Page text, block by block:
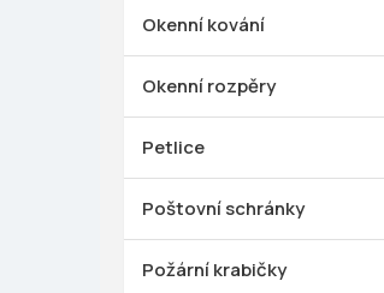
Okenní kování
Okenní rozpěry
Petlice
Poštovní schránky
Požární krabičky